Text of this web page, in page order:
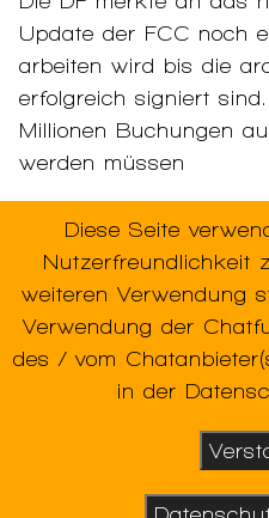
Update der FCC noch
arbeiten wird bis die
erfolgreich signiert
Millionen Buchungen
werden müssen
Verwendete
Diese Seite
Nutzerfreundlichkeit
weiteren Verwendung
Verwendung der
des / vom
in der